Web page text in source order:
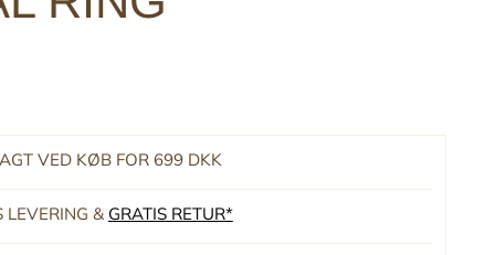
VED KØB FOR 699 DKK
LEVERING & GRATIS RETUR*